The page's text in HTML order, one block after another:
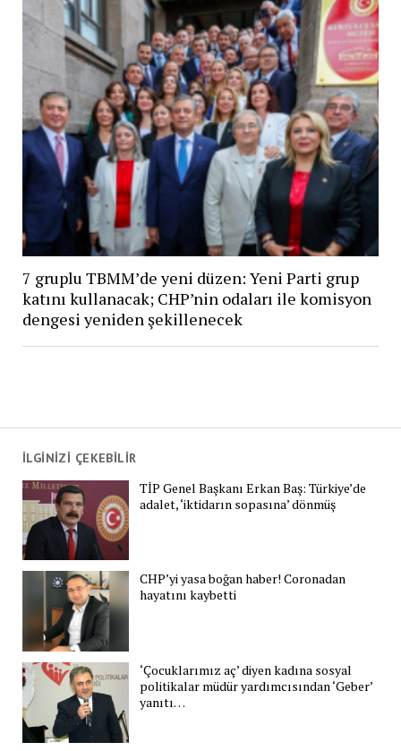
İLGİNİZİ ÇEKEBİLİR
TİP Genel Başkanı Erkan Baş: Türkiye’de
adalet, ‘iktidarın sopasına’ dönmüş
CHP’yi yasa boğan haber! Coronadan
hayatını kaybetti
‘Çocuklarımız aç’ diyen kadına sosyal
politikalar müdür yardımcısından ‘Geber’
yanıtı…
7 gruplu TBMM’de yeni düzen: Yeni Parti grup
katını kullanacak; CHP’nin odaları ile komisyon
dengesi yeniden şekillenecek